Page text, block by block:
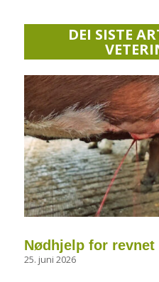
DEI SISTE
Nødhjelp for revnet
25. juni 2026